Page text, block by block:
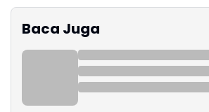
Baca Juga